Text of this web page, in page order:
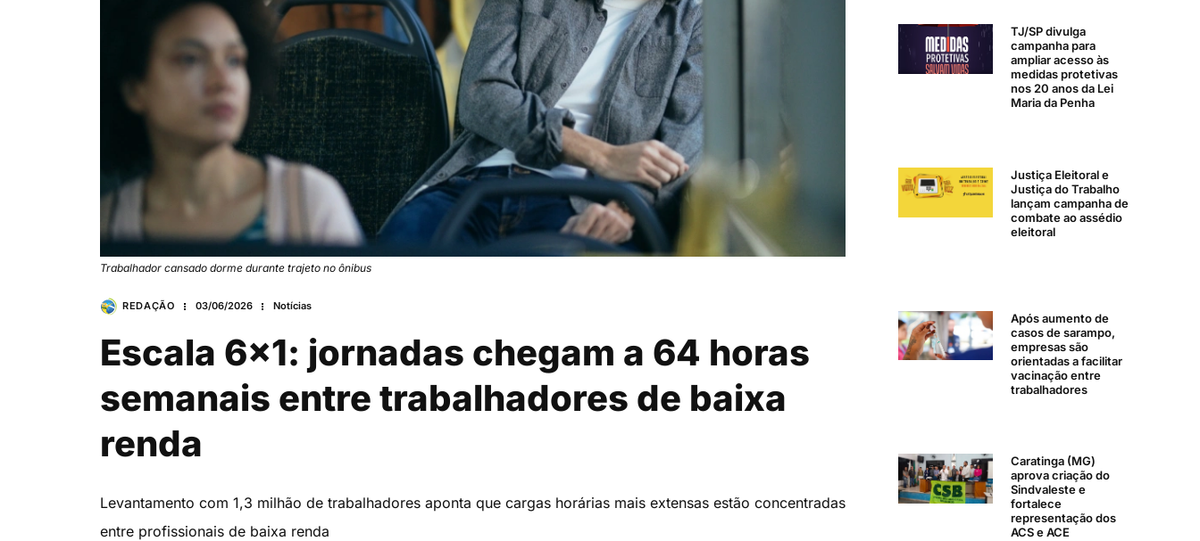
Trabalhador cansado dorme durante trajeto no ônibus
REDAÇÃO 03/06/2026 Notícias
Escala 6×1: jornadas chegam a 64 horas
semanais entre trabalhadores de baixa
renda
Levantamento com 1,3 milhão de trabalhadores aponta que cargas horárias mais extensas estão concentradas
entre profissionais de baixa renda
TJ/SP divulga
campanha para
ampliar acesso às
medidas protetivas
nos 20 anos da Lei
Maria da Penha
Justiça Eleitoral e
Justiça do Trabalho
lançam campanha de
combate ao assédio
eleitoral
Após aumento de
casos de sarampo,
empresas são
orientadas a facilitar
vacinação entre
trabalhadores
Caratinga (MG)
aprova criação do
Sindvaleste e
fortalece
representação dos
ACS e ACE